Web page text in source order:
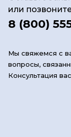
или
8 (800)
Мы свяжемся с
вопросы,
Консультация